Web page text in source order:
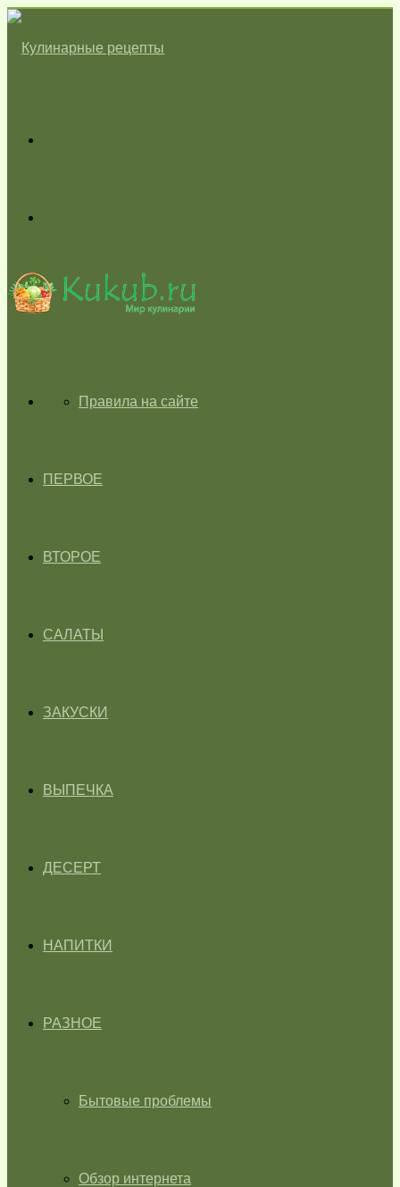
skin
ГЛАВНАЯПравила на сайте
ПЕРВОЕ
ВТОРОЕ
САЛАТЫ
ЗАКУСКИ
ВЫПЕЧКА
ДЕСЕРТ
НАПИТКИ
РАЗНОЕ
Бытовые проблемы
Обзор интернета